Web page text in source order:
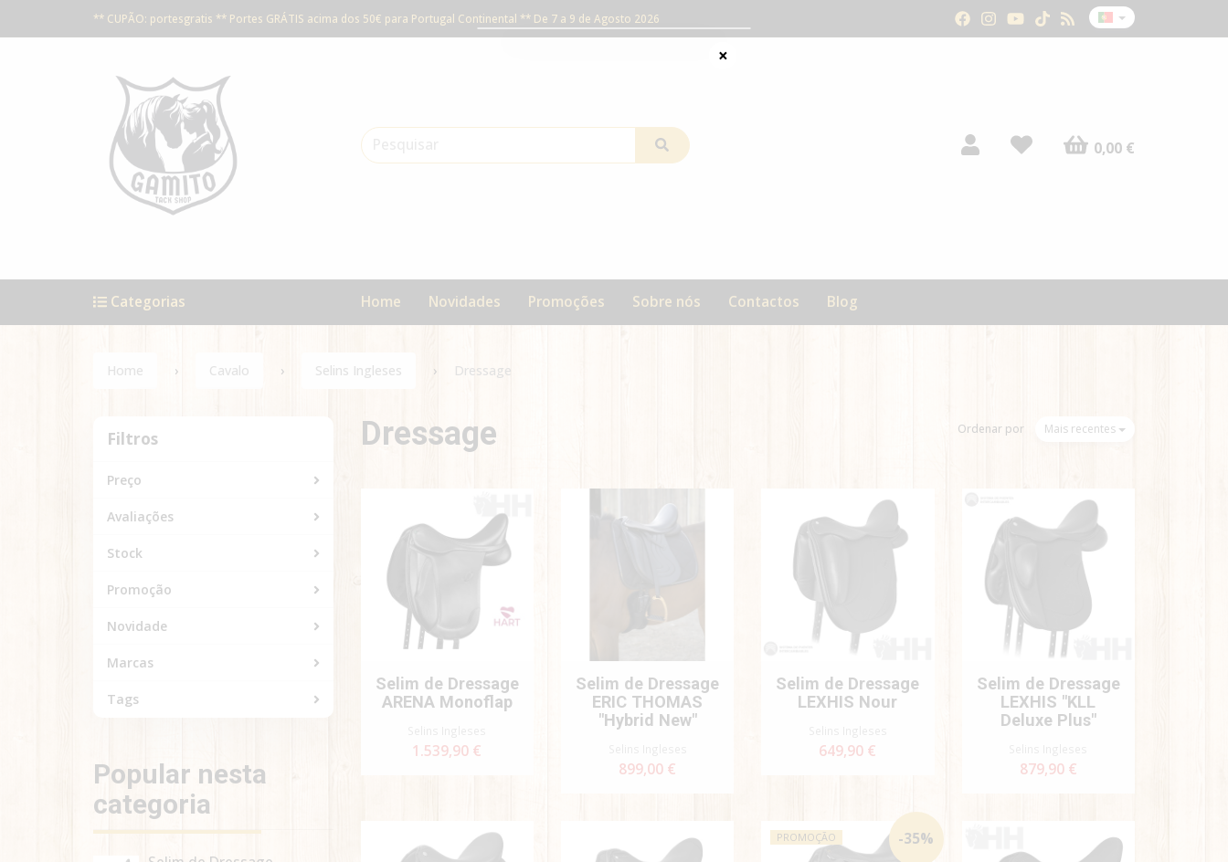
** CUPÃO: portesgratis ** Portes GRÁTIS acima dos 50€ para Portugal Continental ** De 7 a 9 de Agosto 2026
0,00 €
Home Novidades Promoções Sobre nós Contactos Blog
Categorias
Home Cavalo Selins Ingleses Dressage
Filtros
Preço
Avaliações
Stock
Promoção
Novidade
Marcas
Tags
Popular nesta
categoria
Dressage Ordenar por Mais recentes
Selim de Dressage
ARENA Monoflap
1.539,90 €
Selim de Dressage
ERIC THOMAS
"Hybrid New"
899,00 €
Selim de Dressage
LEXHIS Nour
649,90 €
Selim de Dressage
LEXHIS "KLL
Deluxe Plus"
879,90 €
-35%
PROMOÇÃO
×